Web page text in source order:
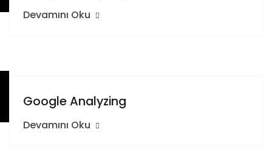
Devamını Oku
Google Analyzing
Devamını Oku